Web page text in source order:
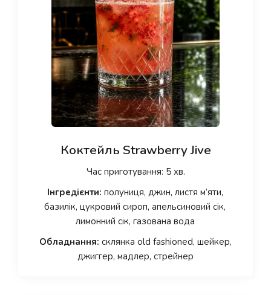
Коктейль Strawberry Jive
Час приготування: 5 хв.
Інгредієнти: полуниця, джин, листя м’яти,
базилік, цукровий сироп, апельсиновий сік,
лимонний сік, газована вода
Обладнання: склянка old fashioned, шейкер,
джиггер, мадлер, стрейнер